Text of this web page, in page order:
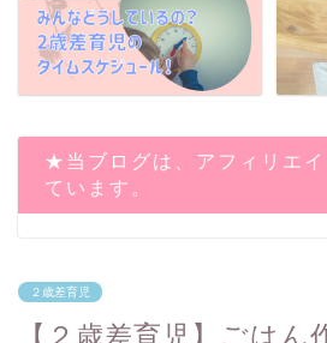
★当ブログは、アフィリエ
ています。
２歳差育児
【２歳差育児】ごはん